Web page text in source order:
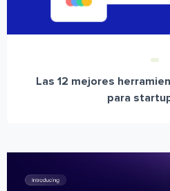
Las 12 mejores
para